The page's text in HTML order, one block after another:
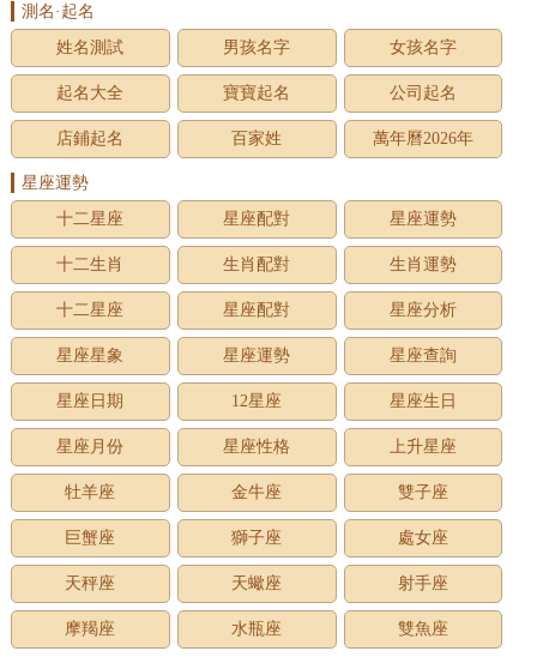
測名·起名
姓名測試
男孩名字 女孩名字
起名大全 寶寶起名 公司起名
店鋪起名 百家姓 萬年曆2026年
星座運勢
十二星座
星座配對 星座運勢
十二生肖 生肖配對 生肖運勢
十二星座 星座配對 星座分析
星座星象 星座運勢 星座查詢
星座日期 12星座 星座生日
星座月份 星座性格 上升星座
牡羊座 金牛座 雙子座
巨蟹座 獅子座 處女座
天秤座 天蠍座 射手座
摩羯座 水瓶座 雙魚座